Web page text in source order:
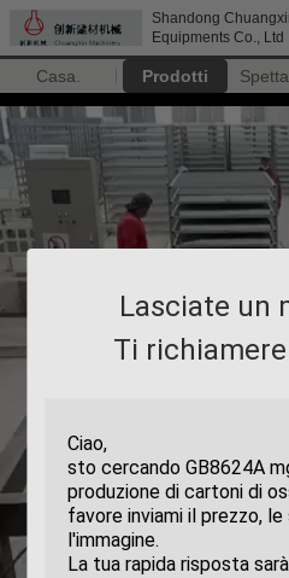
Shandong
Equipments Co., Ltd
Casa. Prodotti
Lasciate un
Ti